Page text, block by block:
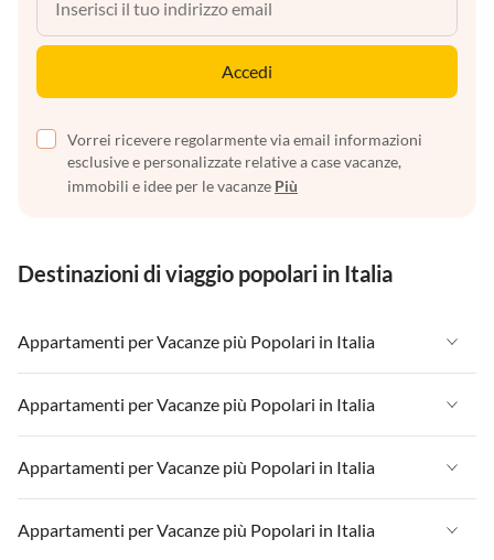
Accedi
Vorrei ricevere regolarmente via email informazioni
esclusive e personalizzate relative a case vacanze,
immobili e idee per le vacanze Più
Destinazioni di viaggio popolari in Italia
Appartamenti per Vacanze più Popolari in Italia
Appartamenti per Vacanze in Italia
Appartamenti per Vacanze in Liguria
Appartamenti per Vacanze in Lombardia
Appartamenti per Vacanze più Popolari in Italia
Appartamenti per Vacanze in Italia
Appartamenti per Vacanze in Liguria
Appartamenti per Vacanze in Lombardia
Appartamenti per Vacanze più Popolari in Italia
Appartamenti per Vacanze in Italia
Appartamenti per Vacanze più Popolari in Italia